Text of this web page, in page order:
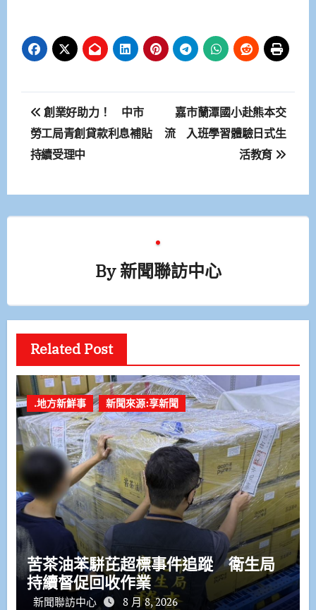
文
章
導
覽
創業好助力！ 中市
勞工局青創貸款利息補貼
持續受理中
嘉市蘭潭國小赴熊本交
流 入班學習體驗日式生
活教育
By新聞聯訪中心
Related Post
.地方新鮮事 新聞來源:享新聞
苦茶油苯駢芘超標事件追蹤 衛生局
持續督促回收作業
新聞聯訪中心 8 月 8, 2026